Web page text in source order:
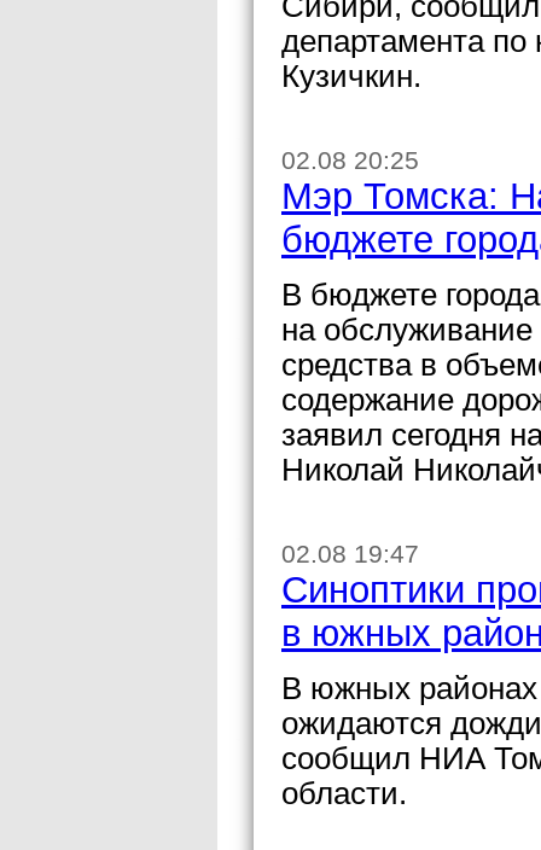
департамента по
Кузичкин.
02.08 20:25
Мэр Томска:
бюджете
В бюджете
на
средства в
содержание
заявил сегодня
Николай
02.08 19:47
Синоптики
в южных
В южных районах
ожидаются
сообщил НИА
области.